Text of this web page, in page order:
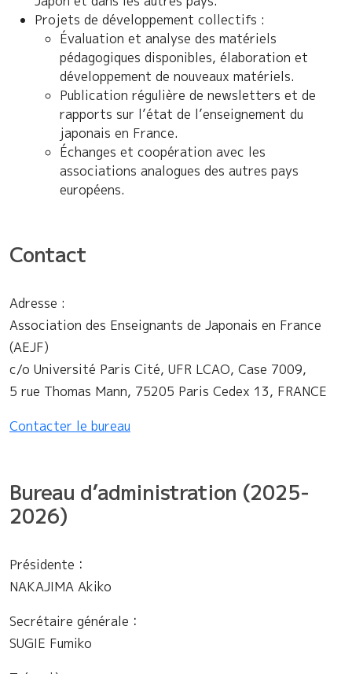
Projets de développement collectifs :
Évaluation et analyse des matériels
pédagogiques disponibles, élaboration et
développement de nouveaux matériels.
Publication régulière de newsletters et de
rapports sur l’état de l’enseignement du
japonais en France.
Échanges et coopération avec les
associations analogues des autres pays
européens.
Contact
Adresse :
Association des Enseignants de Japonais en France
(AEJF)
c/o Université Paris Cité, UFR LCAO, Case 7009,
5 rue Thomas Mann, 75205 Paris Cedex 13, FRANCE
Contacter le bureau
Bureau d’administration (2025-
2026)
Présidente：
NAKAJIMA Akiko
Secrétaire générale：
SUGIE Fumiko